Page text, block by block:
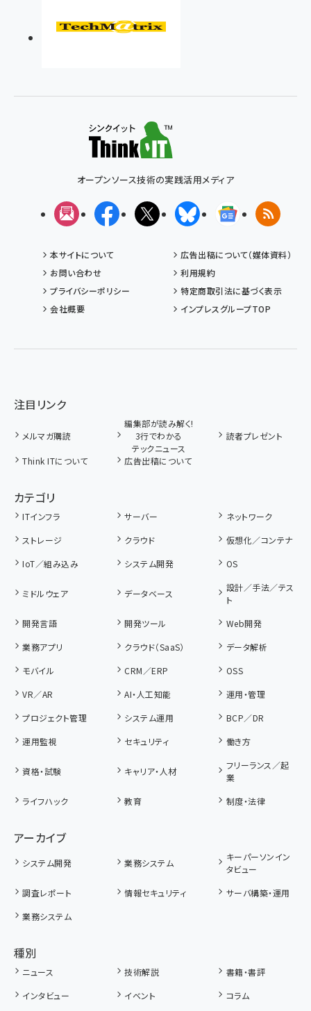
オープンソース技術の実践活用メディア
メルマガFacebookX(エックス)BlueskyGoogleニュ
RSS
本サイトについて
広告出稿について（媒体資料）
お問い合わせ
利用規約
プライバシーポリシー
特定商取引法に基づく表示
会社概要
インプレスグループTOP
注目リンク
メルマガ購読
編集部が読み解く!
3行でわかる
テックニュース
読者プレゼント
Think ITについて 広告出稿について
カテゴリ
ITインフラ サーバー
ネットワーク
ストレージ
クラウド
仮想化／コンテナ
IoT／組み込み
システム開発 OS
ミドルウェア データベース
設計／手法／テス
ト
開発言語
開発ツール
Web開発
業務アプリ
クラウド（SaaS）
データ解析
モバイル
CRM／ERP
OSS
VR／AR
AI・人工知能
運用・管理
プロジェクト管理
システム運用
BCP／DR
運用監視
セキュリティ 働き方
資格・試験 キャリア・人材
フリーランス／起
業
ライフハック
教育 制度・法律
アーカイブ
システム開発 業務システム
キーパーソンイン
タビュー
調査レポート
情報セキュリティ
サーバ構築・運用
業務システム
種別
ニュース 技術解説
書籍・書評
インタビュー
イベント コラム